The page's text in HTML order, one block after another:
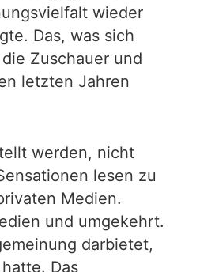
wieder
Das, was sich
Zuschauer und
letzten Jahren
werden, nicht
lesen zu
Medien.
und umgekehrt.
darbietet,
Das